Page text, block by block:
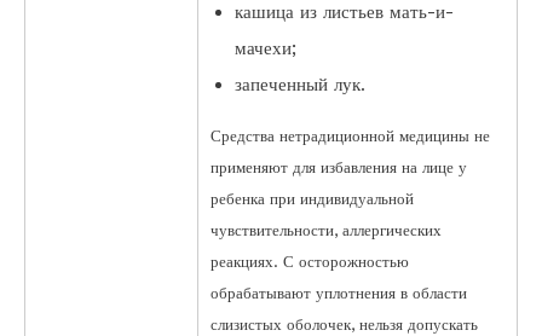
кашица из листьев мать-и-
мачехи;
запеченный лук.
Средства нетрадиционной медицины не
применяют для избавления на лице у
ребенка при индивидуальной
чувствительности, аллергических
реакциях. С осторожностью
обрабатывают уплотнения в области
слизистых оболочек, нельзя допускать